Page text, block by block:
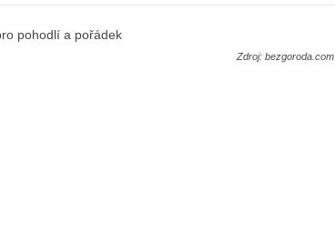
Zdroj: bezgoroda.com